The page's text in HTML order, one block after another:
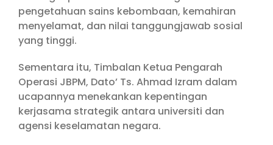
pengetahuan sains kebombaan, kemahiran
menyelamat, dan nilai tanggungjawab sosial
yang tinggi.
Sementara itu, Timbalan Ketua Pengarah
Operasi JBPM, Dato’ Ts. Ahmad Izram dalam
ucapannya menekankan kepentingan
kerjasama strategik antara universiti dan
agensi keselamatan negara.